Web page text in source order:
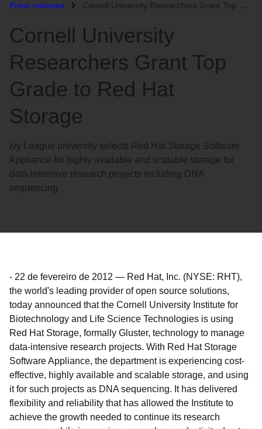
Press releases Cornell University Researchers Grant Top Grade to Red Hat Storage...
Cornell University
Researchers Grant Top
Grade to Red Hat
Storage
Ivy League university selects Red Hat Storage Software
Appliance for highly available and scalable storage for
data-intensive research projects including DNA
sequencing
- 22 de fevereiro de 2012 — Red Hat, Inc. (NYSE: RHT),
the world's leading provider of open source solutions,
today announced that the Cornell University Institute for
Biotechnology and Life Science Technologies is using
Red Hat Storage, formally Gluster, technology to manage
data-intensive research projects. With Red Hat Storage
Software Appliance, the department is experiencing cost-
effective, highly available and scalable storage, and using
it for such projects as DNA sequencing. It has delivered
flexibility and reliability that has allowed the Institute to
achieve the growth needed to continue its research